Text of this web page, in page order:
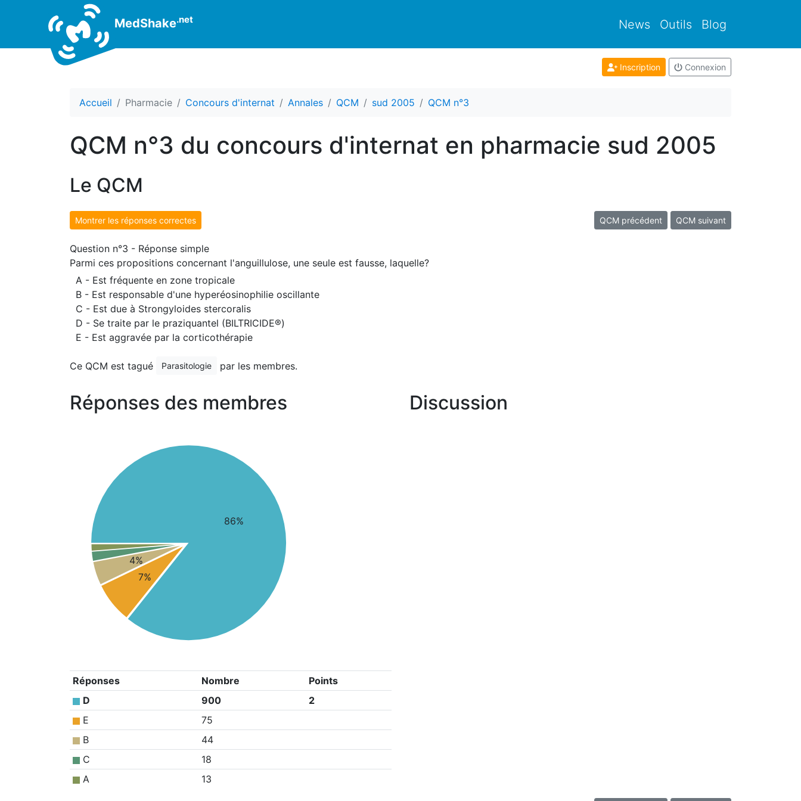
MedShake.net News Outils Blog
Inscription Connexion
Accueil Pharmacie Concours d'internat Annales QCM sud 2005 QCM n°3
QCM n°3 du concours d'internat en pharmacie sud 2005
Le QCM
Montrer les réponses correctes QCM précédent QCM suivant
Question n°3 - Réponse simple
Parmi ces propositions concernant l'anguillulose, une seule est fausse, laquelle?
A - Est fréquente en zone tropicale
B - Est responsable d'une hyperéosinophilie oscillante
C - Est due à Strongyloides stercoralis
D - Se traite par le praziquantel (BILTRICIDE®)
E - Est aggravée par la corticothérapie
Ce QCM est tagué Parasitologie par les membres.
Réponses des membres
86%
7%
4%
Réponses Nombre
Points
D
900
2
E
75
B
44
C
18
A
13
Discussion